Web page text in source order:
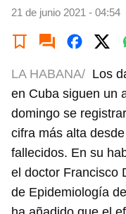
21 de junio 2021 - 04:54
LA HABANA/ Los
en Cuba siguen un
domingo se
cifra más alta
fallecidos. En su
el doctor Francisco
de Epidemiología